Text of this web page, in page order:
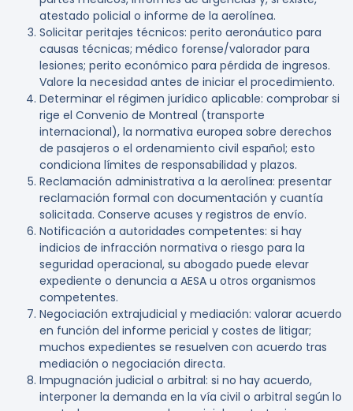
atestado policial o informe de la aerolínea.
Solicitar peritajes técnicos: perito aeronáutico para
causas técnicas; médico forense/valorador para
lesiones; perito económico para pérdida de ingresos.
Valore la necesidad antes de iniciar el procedimiento.
Determinar el régimen jurídico aplicable: comprobar si
rige el Convenio de Montreal (transporte
internacional), la normativa europea sobre derechos
de pasajeros o el ordenamiento civil español; esto
condiciona límites de responsabilidad y plazos.
Reclamación administrativa a la aerolínea: presentar
reclamación formal con documentación y cuantía
solicitada. Conserve acuses y registros de envío.
Notificación a autoridades competentes: si hay
indicios de infracción normativa o riesgo para la
seguridad operacional, su abogado puede elevar
expediente o denuncia a AESA u otros organismos
competentes.
Negociación extrajudicial y mediación: valorar acuerdo
en función del informe pericial y costes de litigar;
muchos expedientes se resuelven con acuerdo tras
mediación o negociación directa.
Impugnación judicial o arbitral: si no hay acuerdo,
interponer la demanda en la vía civil o arbitral según lo